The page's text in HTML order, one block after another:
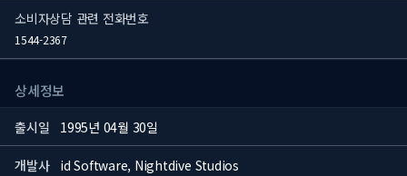
소비자상담 관련 전화번호
1544-2367
상세정보
출시일 1995년 04월 30일
개발사 id Software, Nightdive Studios